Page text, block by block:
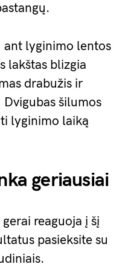
ant lyginimo lentos
lakštas blizgia
drabužis ir
šilumos
lyginimo laiką
geriausiai
reaguoja į šį
pasieksite su